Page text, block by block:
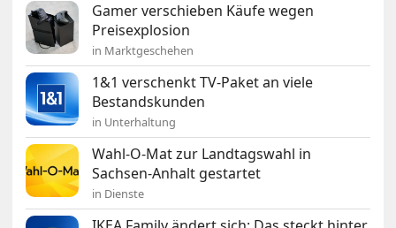
Gamer verschieben Käufe wegen
Preisexplosion
in Marktgeschehen
1&1 verschenkt TV-Paket an viele
Bestandskunden
in Unterhaltung
Wahl-O-Mat zur Landtagswahl in
Sachsen-Anhalt gestartet
in Dienste